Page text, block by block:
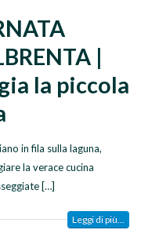
|
la piccola
in fila sulla laguna,
la verace cucina
[…]
Leggi di più...